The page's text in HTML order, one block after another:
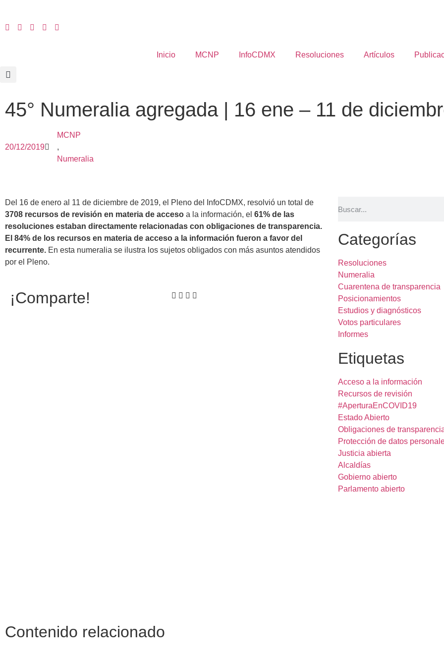
Inicio MCNP InfoCDMX Resoluciones Artículos
45° Numeralia agregada | 16 ene – 11 de
20/12/2019
MCNP
,
Numeralia
Del 16 de enero al 11 de diciembre de 2019, el Pleno del InfoCDMX, resolvió un total de
3708 recursos de revisión en materia de acceso a la información, el 61% de las
resoluciones estaban directamente relacionadas con obligaciones de transparencia.
El 84% de los recursos en materia de acceso a la información fueron a favor del
recurrente. En esta numeralia se ilustra los sujetos obligados con más asuntos atendidos
por el Pleno.
¡Comparte!
Categorías
Resoluciones
Numeralia
Cuarentena de transparencia
Posicionamientos
Estudios y diagnósticos
Votos particulares
Informes
Etiquetas
Acceso a la información
Recursos de revisión
#AperturaEnCOVID19
Estado Abierto
Obligaciones de
Protección de datos
Justicia abierta
Alcaldías
Gobierno abierto
Parlamento abierto
Contenido relacionado